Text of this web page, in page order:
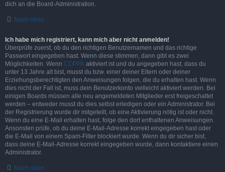
dich an die Board-Administration.
Nach oben
Ich habe mich registriert, kann mich aber nicht anmelden!
Überprüfe zuerst, ob du den richtigen Benutzernamen und das richtige
Passwort eingegeben hast. Wenn diese stimmen, dann gibt es zwei
Möglichkeiten. Wenn COPPA aktiviert ist und du angegeben hast, dass du
unter 13 Jahre alt bist, musst du bzw. einer deiner Eltern oder deiner
Erziehungsberechtigten den Anweisungen folgen, die du erhalten hast. Wenn
dies nicht der Fall ist, muss dein Benutzerkonto vielleicht aktiviert werden. Bei
einigen Boards müssen alle neu angemeldeten Mitglieder erst freigeschaltet
werden – entweder musst du dies selbst erledigen oder ein Administrator. Bei
der Registrierung wurde dir mitgeteilt, ob eine Aktivierung nötig ist oder nicht.
Wenn du eine E-Mail erhalten hast, folge den dort enthaltenen Anweisungen.
Ansonsten prüfe, ob du deine E-Mail-Adresse korrekt eingegeben hast oder
die E-Mail von einem Spam-Filter blockiert wurde. Wenn du dir sicher bist,
dass deine E-Mail-Adresse korrekt eingegeben wurde, dann kontaktiere einen
Administrator.
Nach oben